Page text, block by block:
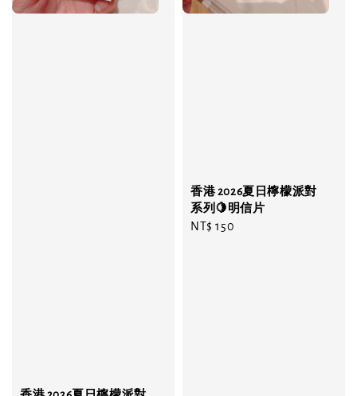
香港 2026夏日檸檬派對
系列🍋明信片
Regular
NT$ 150